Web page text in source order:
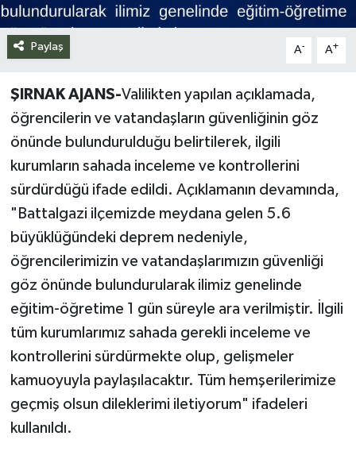
Paylaş A- A+
ŞIRNAK AJANS-Valilikten yapılan açıklamada,
öğrencilerin ve vatandaşların güvenliğinin göz
önünde bulundurulduğu belirtilerek, ilgili
kurumların sahada inceleme ve kontrollerini
sürdürdüğü ifade edildi. Açıklamanın devamında,
"Battalgazi ilçemizde meydana gelen 5.6
büyüklüğündeki deprem nedeniyle,
öğrencilerimizin ve vatandaşlarımızın güvenliği
göz önünde bulundurularak ilimiz genelinde
eğitim-öğretime 1 gün süreyle ara verilmiştir. İlgili
tüm kurumlarımız sahada gerekli inceleme ve
kontrollerini sürdürmekte olup, gelişmeler
kamuoyuyla paylaşılacaktır. Tüm hemşerilerimize
geçmiş olsun dileklerimi iletiyorum" ifadeleri
kullanıldı.